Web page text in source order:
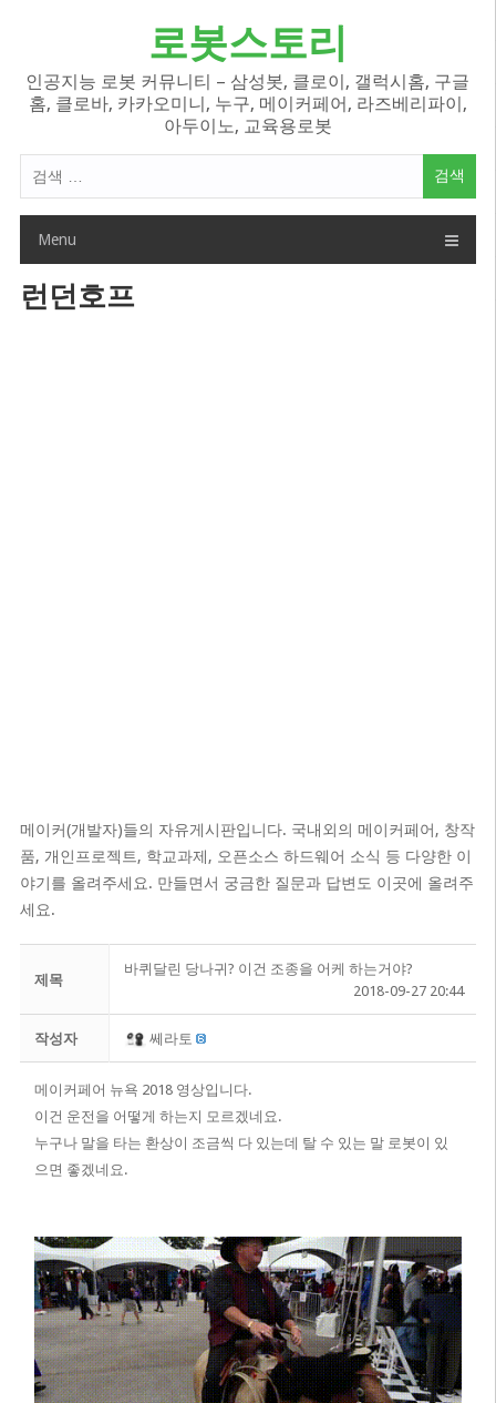
로봇스토리
인공지능 로봇 커뮤니티 – 삼성봇, 클로이, 갤럭시홈, 구글
홈, 클로바, 카카오미니, 누구, 메이커페어, 라즈베리파이,
아두이노, 교육용로봇
색
Menu
런던호프
메이커(개발자)들의 자유게시판입니다. 국내외의 메이커페어, 창작
품, 개인프로젝트, 학교과제, 오픈소스 하드웨어 소식 등 다양한 이
야기를 올려주세요. 만들면서 궁금한 질문과 답변도 이곳에 올려주
세요.
제목
바퀴달린 당나귀? 이건 조종을 어케 하는거야?
2018-09-27 20:44
작성자 쎄라토
메이커페어 뉴욕 2018 영상입니다.
​이건 운전을 어떻게 하는지 모르겠네요.
누구나 말을 타는 환상이 조금씩 다 있는데 탈 수 있는 말 로봇이 있
으면 좋겠네요.